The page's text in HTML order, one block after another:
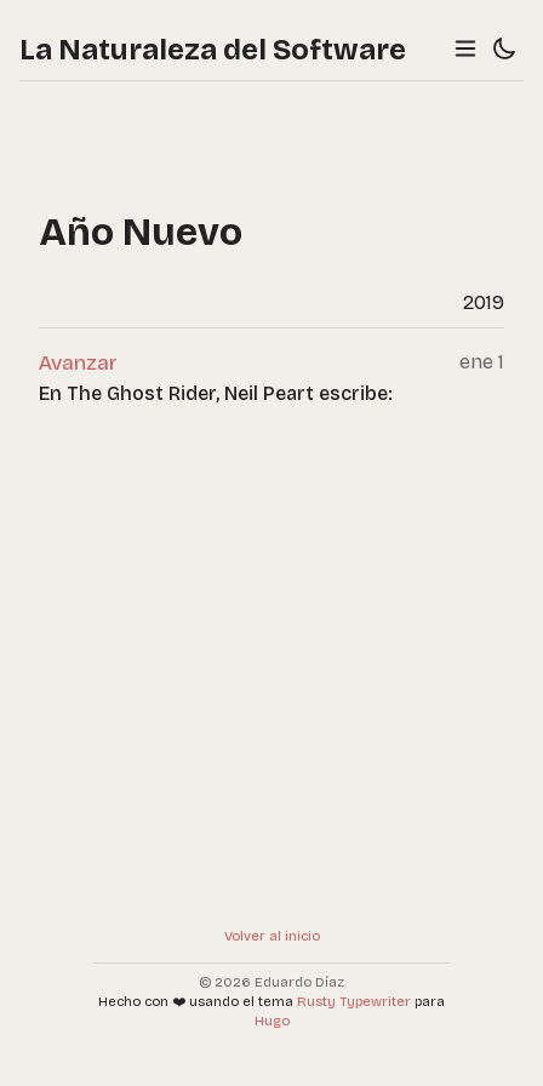
La Naturaleza del Software
Año Nuevo
2019
Avanzar
ene 1
En The Ghost Rider, Neil Peart escribe:
Volver al inicio
© 2026 Eduardo Díaz
Hecho con ❤️ usando el tema Rusty Typewriter para
Hugo